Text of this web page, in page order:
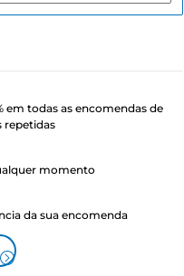
em todas as encomendas de
repetidas
momento
da sua encomenda